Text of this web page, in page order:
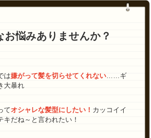
お悩みありませんか？
は嫌がって髪を切らせてくれない……ギ
大暴れ
てオシャレな髪型にしたい！ カッコイイ
キだね～と言われたい！